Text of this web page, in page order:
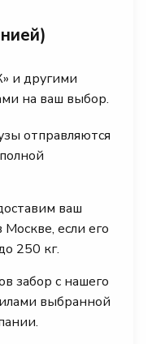
и другими
на ваш выбор.
отправляются
ваш
если его
250 кг.
забор с нашего
выбранной